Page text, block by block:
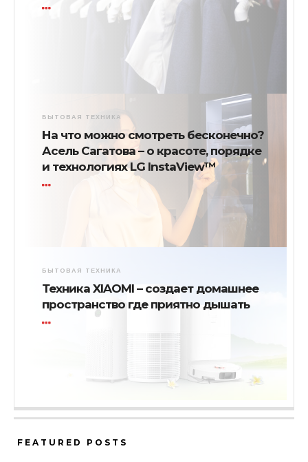
БЫТОВАЯ ТЕХНИКА
На что можно смотреть бесконечно?
Асель Сагатова – о красоте, порядке
и технологиях LG InstaView™
БЫТОВАЯ ТЕХНИКА
Техника XIAOMI – создает домашнее
пространство где приятно дышать
FEATURED POSTS